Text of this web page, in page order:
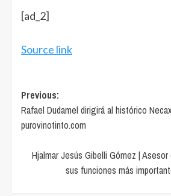
[ad_2]
Source link
Post
navigation
Previous:
Rafael Dudamel dirigirá al histórico
purovinotinto.com
Hjalmar Jesús Gibelli Gómez |
sus funciones más